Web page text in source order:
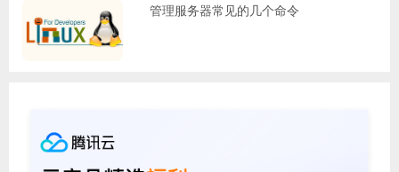
管理服务器常见的几个命令